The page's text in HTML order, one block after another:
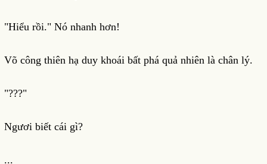
"Hiểu rồi." Nó nhanh hơn!
Võ công thiên hạ duy khoái bất phá quả nhiên là chân lý.
"???"
Ngươi biết cái gì?
...